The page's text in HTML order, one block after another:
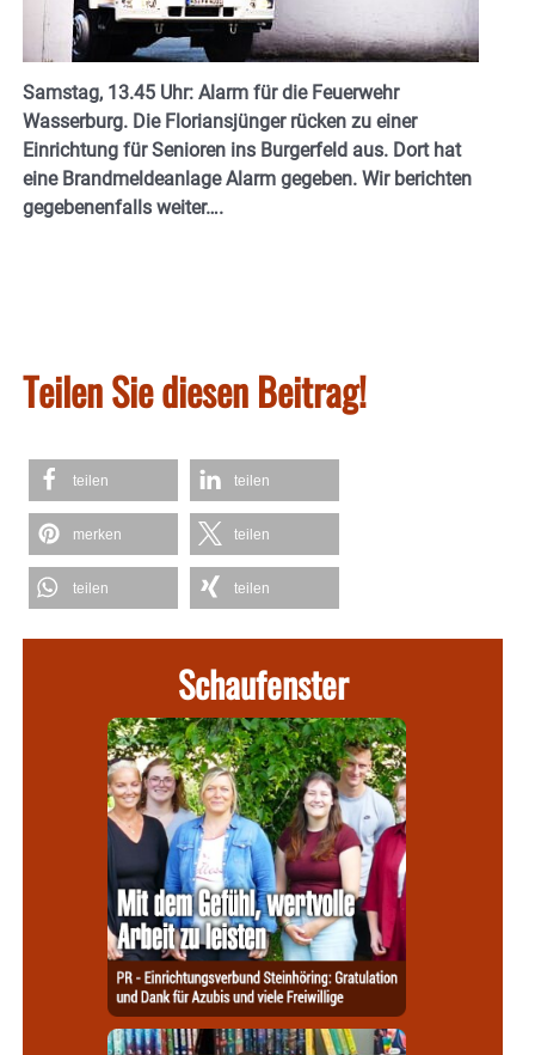
Samstag, 13.45 Uhr: Alarm für die Feuerwehr
Wasserburg. Die Floriansjünger rücken zu einer
Einrichtung für Senioren ins Burgerfeld aus. Dort hat
eine Brandmeldeanlage Alarm gegeben. Wir berichten
gegebenenfalls weiter….
Teilen Sie diesen Beitrag!
teilen teilen
merken teilen
teilen teilen
Schaufenster